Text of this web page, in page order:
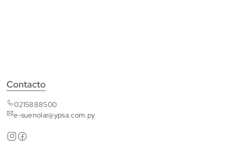
Contacto
0215888500
e-suenolar@ypsa.com.py